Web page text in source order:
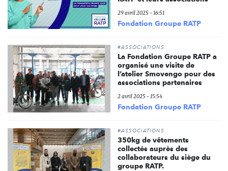
29 avril 2025 - 16:51
Fondation Groupe RATP
#ASSOCIATIONS
La Fondation Groupe RATP a
organisé une visite de
l’atelier Smovengo pour des
associations partenaires
2 avril 2025 - 15:54
Fondation Groupe RATP
#ASSOCIATIONS
350kg de vêtements
collectés auprès des
collaborateurs du siège du
groupe RATP.